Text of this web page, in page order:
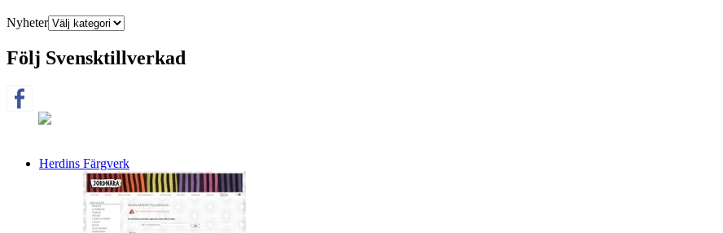
Nyheter
Följ Svensktillverkad
Herdins Färgverk